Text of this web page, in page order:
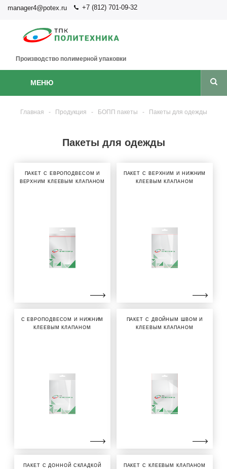
manager4@potex.ru +7 (812) 701-09-32
Производство полимерной упаковки
МЕНЮ
Главная - Продукция - БОПП пакеты - Пакеты для одежды
Пакеты для одежды
ПАКЕТ С ЕВРОПОДВЕСОМ И
ВЕРХНИМ КЛЕЕВЫМ КЛАПАНОМ
ПАКЕТ С ВЕРХНИМ И НИЖНИМ
КЛЕЕВЫМ КЛАПАНОМ
С ЕВРОПОДВЕСОМ И НИЖНИМ
КЛЕЕВЫМ КЛАПАНОМ
ПАКЕТ С ДВОЙНЫМ ШВОМ И
КЛЕЕВЫМ КЛАПАНОМ
ПАКЕТ С ДОННОЙ СКЛАДКОЙ ПАКЕТ С КЛЕЕВЫМ КЛАПАНОМ